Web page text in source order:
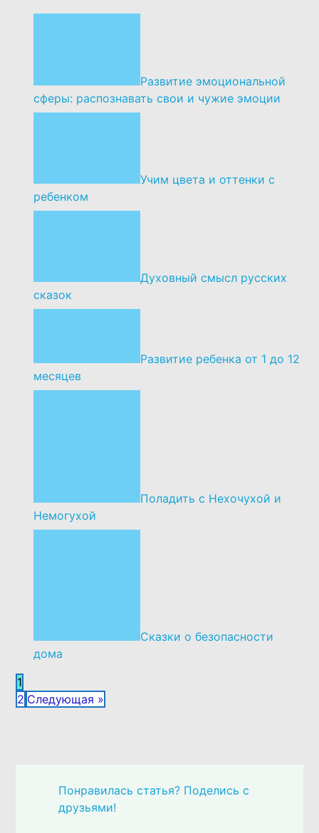
Развитие эмоциональной
сферы: распознавать свои и чужие эмоции
Учим цвета и оттенки с
ребенком
Духовный смысл русских
сказок
Развитие ребенка от 1 до 12
месяцев
Поладить с Нехочухой и
Немогухой
Сказки о безопасности
дома
1
2 Следующая »
Понравилась статья? Поделись с
друзьями!